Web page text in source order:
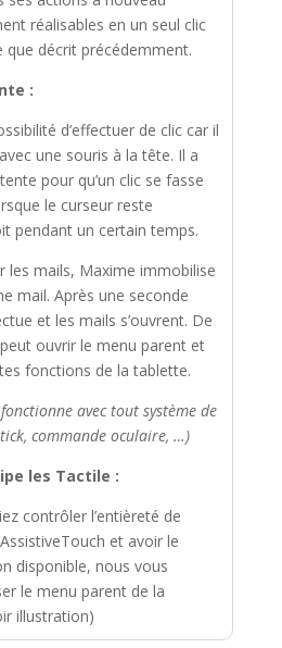
réalisables en un seul clic
que décrit précédemment.
:
d’effectuer de clic car il
une souris à la tête. Il a
pour qu’un clic se fasse
le curseur reste
pendant un certain temps.
les mails, Maxime immobilise
mail. Après une seconde
et les mails s’ouvrent. De
ouvrir le menu parent et
fonctions de la tablette.
avec tout système de
commande oculaire, …)
les Tactile :
contrôler l’entièreté de
et avoir le
disponible, nous vous
le menu parent de la
illustration)